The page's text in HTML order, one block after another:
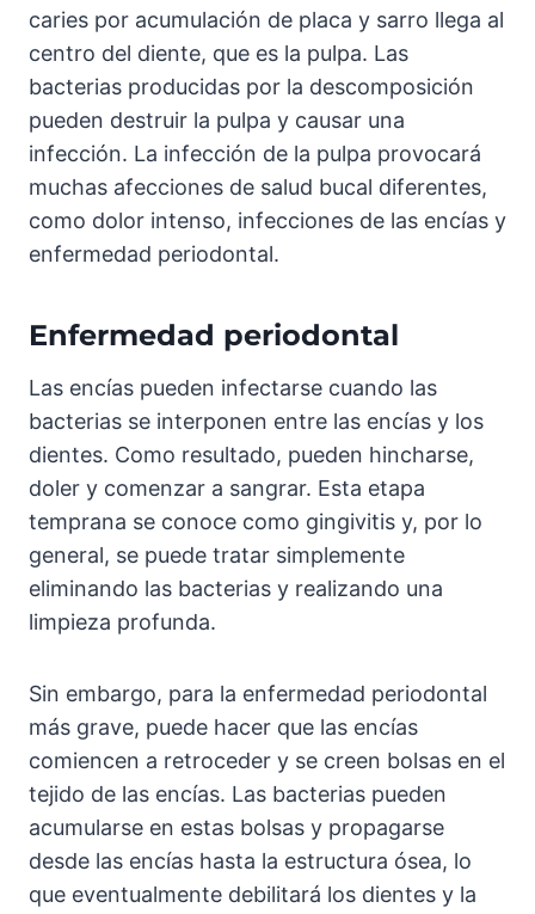
caries por acumulación de placa y sarro llega al
centro del diente, que es la pulpa. Las
bacterias producidas por la descomposición
pueden destruir la pulpa y causar una
infección. La infección de la pulpa provocará
muchas afecciones de salud bucal diferentes,
como dolor intenso, infecciones de las encías y
enfermedad periodontal.
Enfermedad periodontal
Las encías pueden infectarse cuando las
bacterias se interponen entre las encías y los
dientes. Como resultado, pueden hincharse,
doler y comenzar a sangrar. Esta etapa
temprana se conoce como gingivitis y, por lo
general, se puede tratar simplemente
eliminando las bacterias y realizando una
limpieza profunda.
Sin embargo, para la enfermedad periodontal
más grave, puede hacer que las encías
comiencen a retroceder y se creen bolsas en el
tejido de las encías. Las bacterias pueden
acumularse en estas bolsas y propagarse
desde las encías hasta la estructura ósea, lo
que eventualmente debilitará los dientes y la